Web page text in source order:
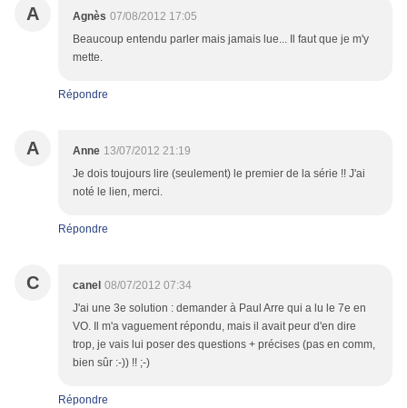
A Agnès 07/08/2012 17:05
Beaucoup entendu parler mais jamais lue... Il faut que je m'y
mette.
Répondre
A Anne 13/07/2012 21:19
Je dois toujours lire (seulement) le premier de la série !! J'ai
noté le lien, merci.
Répondre
C canel 08/07/2012 07:34
J'ai une 3e solution : demander à Paul Arre qui a lu le 7e en
VO. Il m'a vaguement répondu, mais il avait peur d'en dire
trop, je vais lui poser des questions + précises (pas en comm,
bien sûr :-)) !! ;-)
Répondre